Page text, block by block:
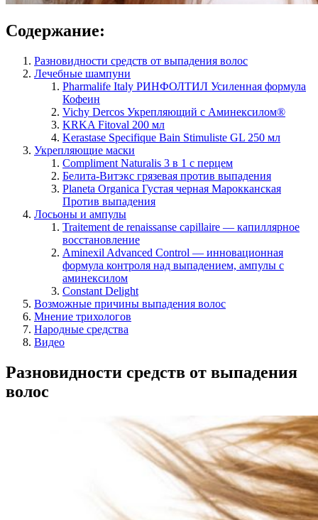
Содержание:
Разновидности средств от выпадения волос
Лечебные шампуни
Pharmalife Italy РИНФОЛТИЛ Усиленная формула
Кофеин
Vichy Dercos Укрепляющий с Аминекcилом®
KRKA Fitoval 200 мл
Kerastase Specifique Bain Stimuliste GL 250 мл
Укрепляющие маски
Compliment Naturalis 3 в 1 с перцем
Белита-Витэкс грязевая против выпадения
Planeta Organica Густая черная Марокканская
Против выпадения
Лосьоны и ампулы
Traitement de renaissanse capillaire — капиллярное
восстановление
Aminexil Advanced Control — инновационная
формула контроля над выпадением, ампулы с
аминексилом
Constant Delight
Возможные причины выпадения волос
Мнение трихологов
Народные средства
Видео
Разновидности средств от выпадения
волос